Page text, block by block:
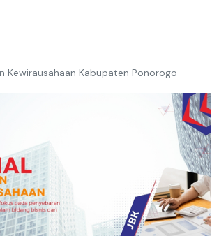
Kewirausahaan Kabupaten Ponorogo